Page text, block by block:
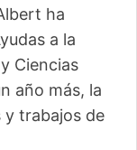
ha
a la
Ciencias
año más, la
y trabajos de